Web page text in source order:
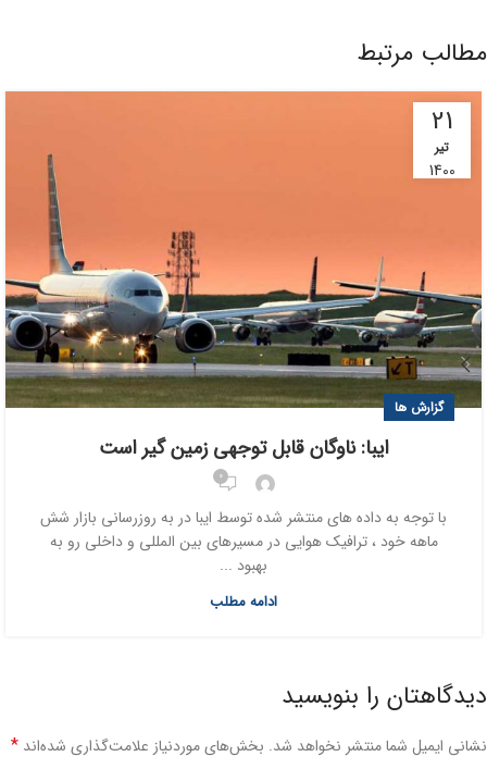
مطالب مرتبط
21
تیر
1400
گزارش ها
ایبا: ناوگان قابل توجهی زمین گیر است
0
با توجه به داده های منتشر شده توسط ایبا در به روزرسانی بازار شش
ماهه خود ، ترافیک هوایی در مسیرهای بین المللی و داخلی رو به
بهبود ...
ادامه مطلب
دیدگاهتان را بنویسید
نشانی ایمیل شما منتشر نخواهد شد. بخش‌های موردنیاز علامت‌گذاری شده‌اند *